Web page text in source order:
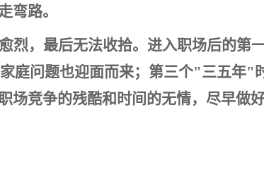
弯路。
烈，最后无法收拾。进入职场后的
庭问题也迎面而来；第三个"三五年
场竞争的残酷和时间的无情，尽早做